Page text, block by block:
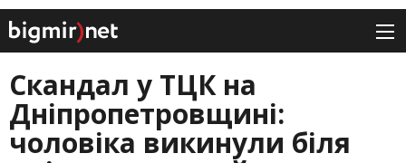
Скандал у ТЦК на
Дніпропетровщині:
чоловіка викинули біля